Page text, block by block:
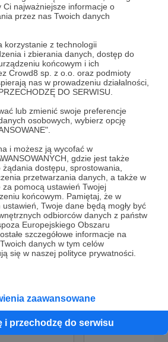
Ci najważniejsze informacje o
przez nas Twoich danych
korzystanie z technologii
i zbierania danych, dostęp do
końcowym i ich
Crowd8 sp. z o.o. oraz podmioty
nas w prowadzeniu działalności,
DO SERWISU.
lub zmienić swoje preferencje
osobowych, wybierz opcję
i możesz ją wycofać w
gdzie jest także
dostępu, sprostowania,
przetwarzania danych, a także w
pomocą ustawień Twojej
końcowym. Pamiętaj, że w
Twoje dane będą mogły być
odbiorców danych z państw
Europejskiego Obszaru
szczegółowe informacje na
danych w tym celów
się w naszej polityce prywatności.
zaawansowane
i przechodzę do serwisu
wystarczających
naszego budżetu
na nadajniki radiowe, energię
i wzięliśmy się ostro do
serca, fale radiowe i
wsparcie finansowe. Każdy
roztrwonimy go!
Rozwiń opis
naszych
się lepiej
i robić z niego
jest
– mikrofony i
zużyty i,
dobrze
takie
z
Na fale radiowe,
nas krocie –
wyłączyli!
miesięcznie
1%
Tak, tyle
firmie z której
korzystamy.
Ale musimy jej
wyłączy nasz
Katolickiego Radia
pozwoli nam